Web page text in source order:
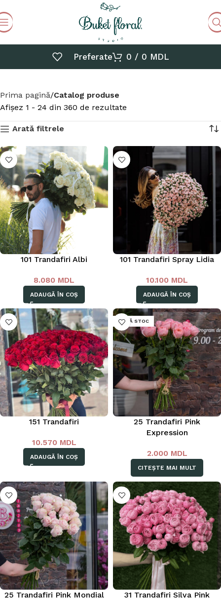
Preferate 0 / 0 MDL
Prima pagină Catalog produse
Afișez 1 - 24 din 360 de rezultate
Arată filtrele
101 Trandafiri Albi
8.080 MDL
ADAUGĂ ÎN COȘ
101 Trandafiri Spray Lidia
10.100 MDL
ADAUGĂ ÎN COȘ
151 Trandafiri
10.570 MDL
ADAUGĂ ÎN COȘ
LIPSĂ STOC
25 Trandafiri Pink
Expression
2.000 MDL
CITEȘTE MAI MULT
25 Trandafiri Pink Mondial 31 Trandafiri Silva Pink